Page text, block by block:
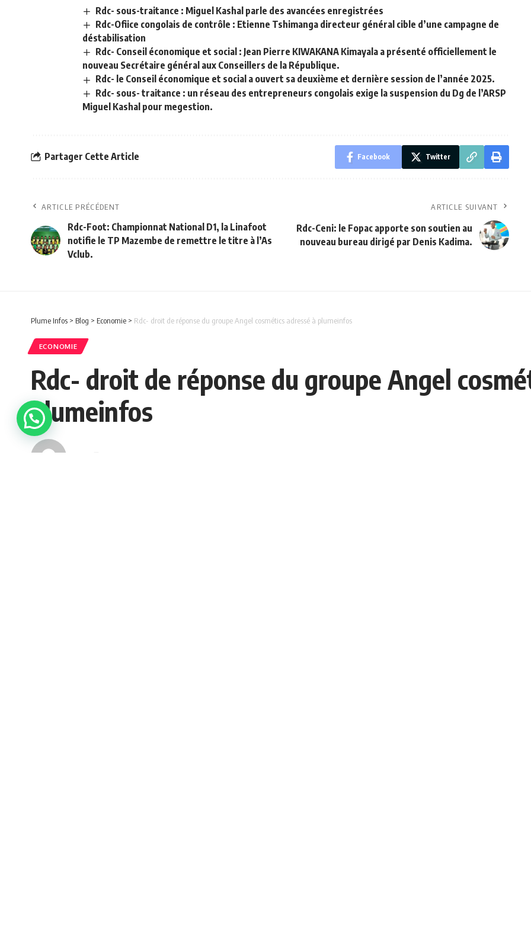
Rdc- sous-traitance : Miguel Kashal parle des avancées enregistrées
Rdc-Ofiice congolais de contrôle : Etienne Tshimanga directeur général cible d’une campagne de
déstabilisation
Rdc- Conseil économique et social : Jean Pierre KIWAKANA Kimayala a présenté officiellement le
nouveau Secrétaire général aux Conseillers de la République.
Rdc- le Conseil économique et social a ouvert sa deuxième et dernière session de l’année 2025.
Rdc- sous- traitance : un réseau des entrepreneurs congolais exige la suspension du Dg de l’ARSP
Miguel Kashal pour megestion.
Partager Cette Article Facebook Twitter
ARTICLE PRÉCÉDENT
Rdc-Foot: Championnat National D1, la Linafoot
notifie le TP Mazembe de remettre le titre à l’As
Vclub.
ARTICLE SUIVANT
Rdc-Ceni: le Fopac apporte son soutien au
nouveau bureau dirigé par Denis Kadima.
Plume Infos > Blog > Economie > Rdc- droit de réponse du groupe Angel cosmétics adressé à plumeinfos
ECONOMIE
Rdc- droit de réponse du groupe Angel
plumeinfos